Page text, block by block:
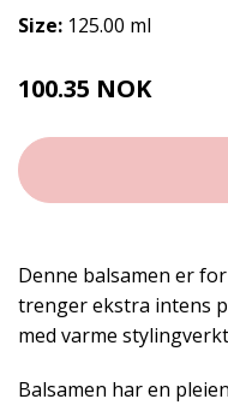
Size: 125.00 ml
100.35 NOK
Denne balsamen er
trenger ekstra intens
med varme
Balsamen har en